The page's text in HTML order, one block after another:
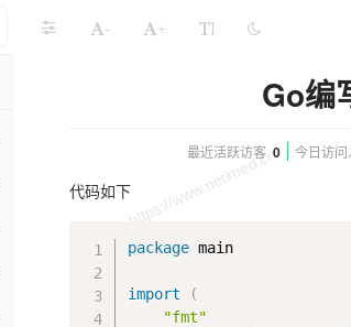
- +
Go编
最近活跃访客 0 今日访问
代码如下
package main
import
(
"fmt"